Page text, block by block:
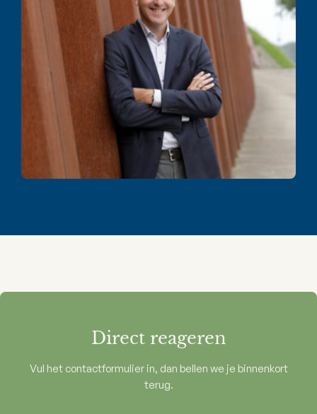
Direct reageren
Vul het contactformulier in, dan bellen we je binnenkort
terug.